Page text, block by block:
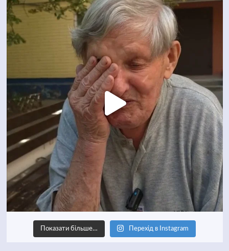
Показати більше… Перехід в Instagram